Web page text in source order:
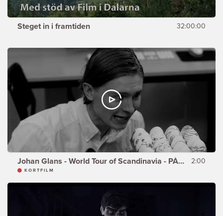
Steget in i framtiden 32:00:00
Johan Glans - World Tour of Scandinavia - PÅSKEN 2:00
KORTFILM